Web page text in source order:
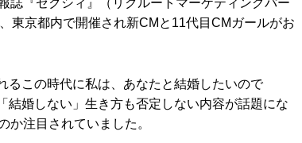
誌『ゼクシィ』（リクルートマーケティングパー
東京都内で開催され新CMと11代目CMガールがお
るこの時代に私は、あなたと結婚したいので
結婚しない」生き方も否定しない内容が話題にな
か注目されていました。